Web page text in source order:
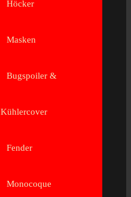
Höcker
Masken
Bugspoiler &
Kühlercover
Fender
Monocoque